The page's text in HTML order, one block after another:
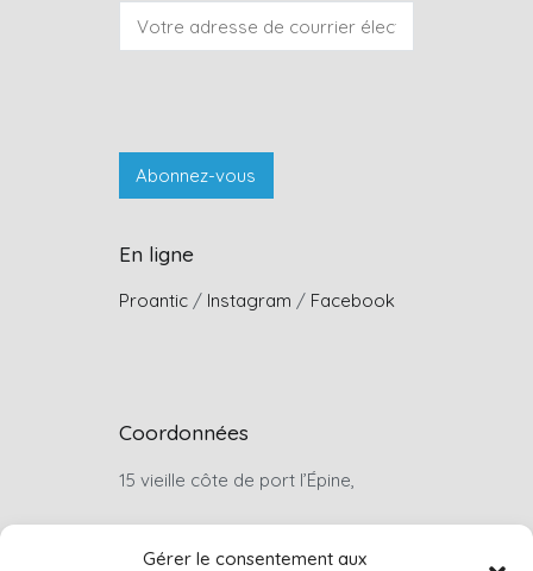
Gérer le consentement aux
En ligne
Proantic / Instagram / Facebook
Coordonnées
15 vieille côte de port l’Épine,